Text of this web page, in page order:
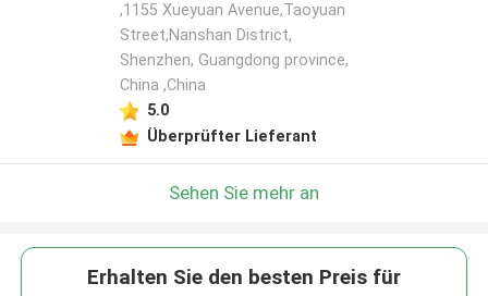
,1155 Xueyuan Avenue,Taoyuan
Street,Nanshan District,
Shenzhen, Guangdong province,
China ,China
5.0
Überprüfter Lieferant
Sehen Sie mehr an
Erhalten Sie den besten Preis für